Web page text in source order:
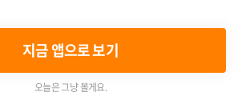
지금 앱으로 보기
오늘은 그냥 볼게요.